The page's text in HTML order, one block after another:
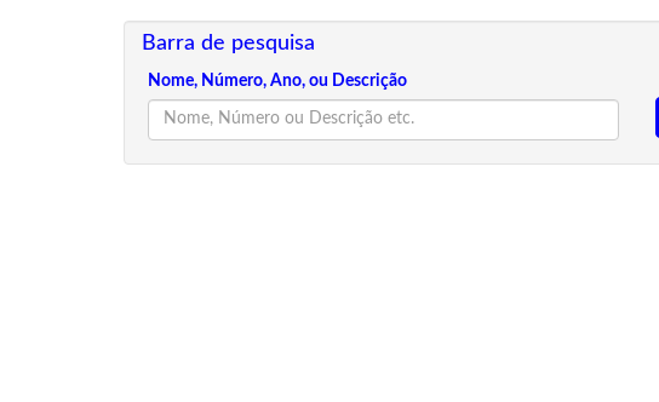
Barra de pesquisa
Nome, Número, Ano, ou Descrição